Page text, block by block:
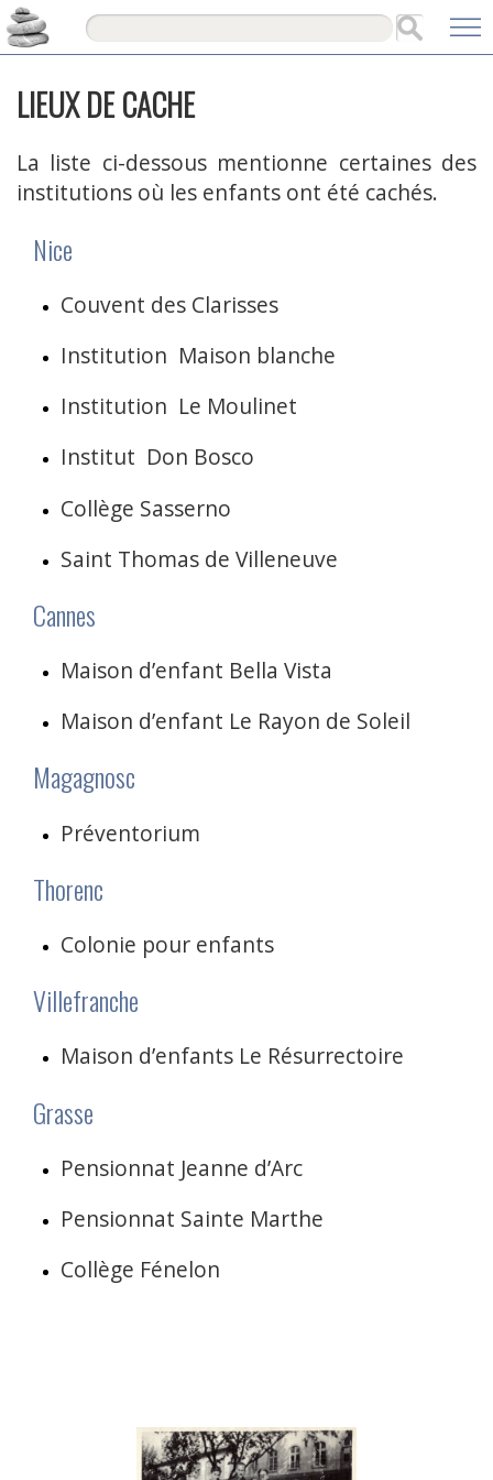
LIEUX DE CACHE
La liste ci-dessous mentionne certaines des
institutions où les enfants ont été cachés.
Nice
Couvent des Clarisses
Institution Maison blanche
Institution Le Moulinet
Institut Don Bosco
Collège Sasserno
Saint Thomas de Villeneuve
Cannes
Maison d’enfant Bella Vista
Maison d’enfant Le Rayon de Soleil
Magagnosc
Préventorium
Thorenc
Colonie pour enfants
Villefranche
Maison d’enfants Le Résurrectoire
Grasse
Pensionnat Jeanne d’Arc
Pensionnat Sainte Marthe
Collège Fénelon